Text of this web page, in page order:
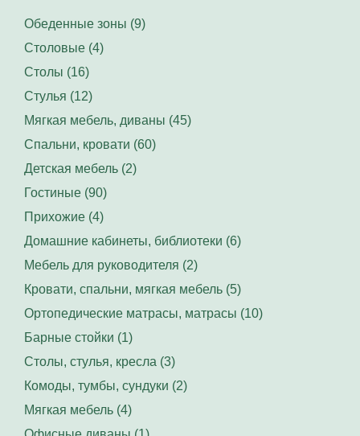
Обеденные зоны (9)
Столовые (4)
Столы (16)
Стулья (12)
Мягкая мебель, диваны (45)
Спальни, кровати (60)
Детская мебель (2)
Гостиные (90)
Прихожие (4)
Домашние кабинеты, библиотеки (6)
Мебель для руководителя (2)
Кровати, спальни, мягкая мебель (5)
Ортопедические матрасы, матрасы (10)
Барные стойки (1)
Столы, стулья, кресла (3)
Комоды, тумбы, сундуки (2)
Мягкая мебель (4)